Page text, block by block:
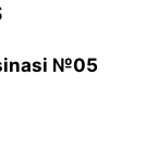
№05